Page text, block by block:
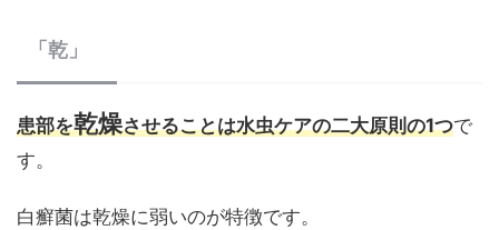
「乾」
患部を乾燥させることは水虫ケアの二大原則の1つで
す。
白癬菌は乾燥に弱いのが特徴です。